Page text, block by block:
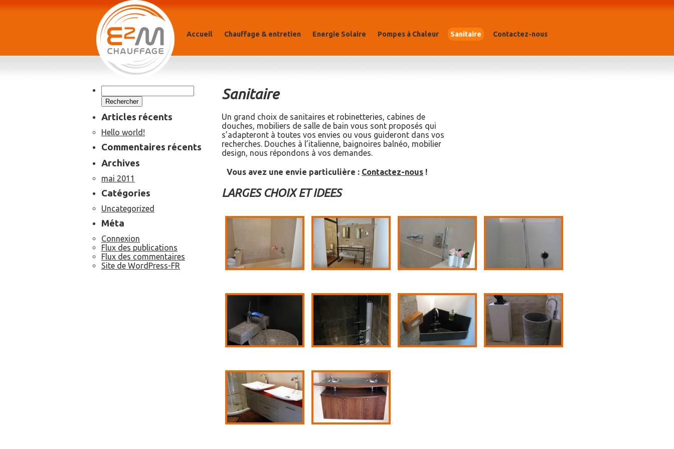
Accueil Chauffage & entretien Energie Solaire Pompes à Chaleur Sanitaire Contactez-nous
Articles récents
Hello world!
Commentaires récents
Archives
mai 2011
Catégories
Uncategorized
Méta
Connexion
Flux des publications
Flux des commentaires
Site de WordPress-FR
Sanitaire
Un grand choix de sanitaires et robinetteries, cabines de
douches, mobiliers de salle de bain vous sont proposés qui
s’adapteront à toutes vos envies ou vous guideront dans vos
recherches. Douches à l’italienne, baignoires balnéo, mobilier
design, nous répondons à vos demandes.
Vous avez une envie particulière : Contactez-nous !
LARGES CHOIX ET IDEES